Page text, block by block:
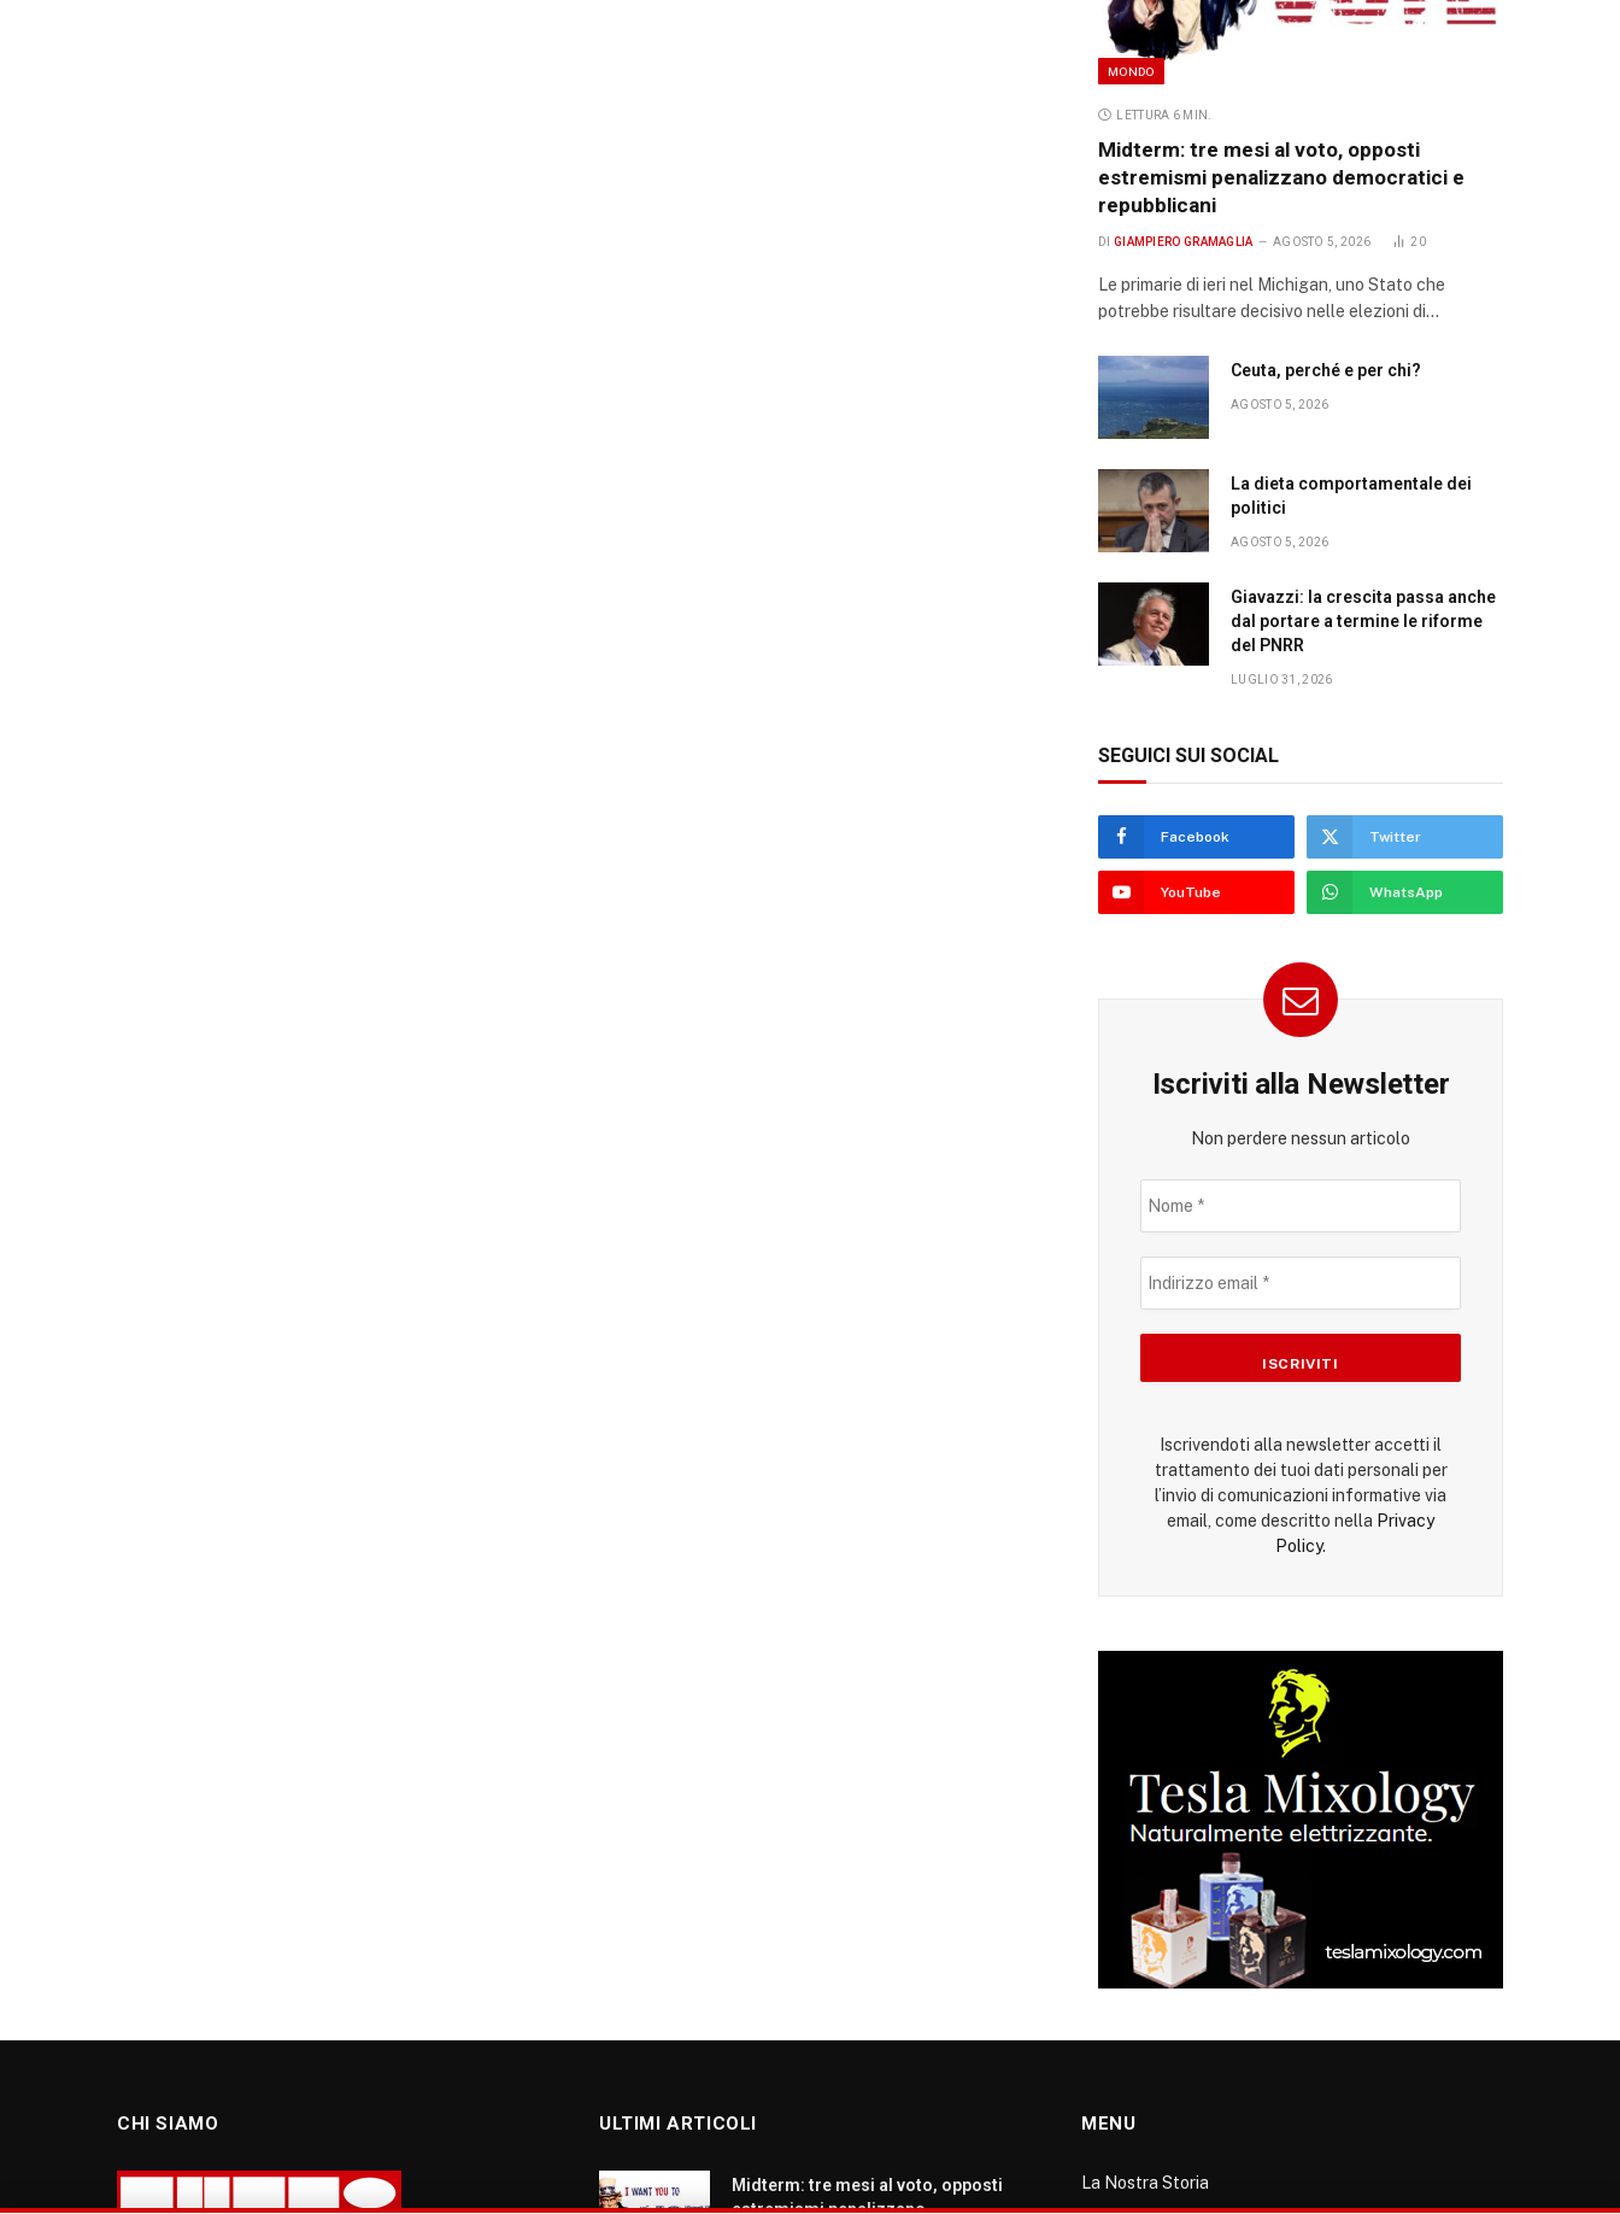
MONDO
LETTURA 6 MIN.
Midterm: tre mesi al voto, opposti
estremismi penalizzano democratici e
repubblicani
DI GIAMPIERO GRAMAGLIA AGOSTO 5, 2026 20
Le primarie di ieri nel Michigan, uno Stato che
potrebbe risultare decisivo nelle elezioni di…
Ceuta, perché e per chi?
AGOSTO 5, 2026
La dieta comportamentale dei
politici
AGOSTO 5, 2026
Giavazzi: la crescita passa anche
dal portare a termine le riforme
del PNRR
LUGLIO 31, 2026
SEGUICI SUI SOCIAL
Facebook Twitter
YouTube WhatsApp
Iscriviti alla Newsletter
Non perdere nessun articolo
Iscrivendoti alla newsletter accetti il
trattamento dei tuoi dati personali per
l’invio di comunicazioni informative via
email, come descritto nella Privacy
Policy.
CHI SIAMO ULTIMI ARTICOLI
Midterm: tre mesi al voto, opposti
estremismi penalizzano
MENU
La Nostra Storia